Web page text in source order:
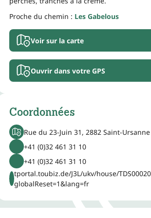
Proche du chemin : Les Gabelous
Voir sur la carte
Ouvrir dans votre GPS
Coordonnées
Rue du 23-Juin 31, 2882 Saint-Ursanne
+41 (0)32 461 31 10
+41 (0)32 461 31 10
tportal.toubiz.de/J3L/ukv/house/
globalReset=1&lang=fr